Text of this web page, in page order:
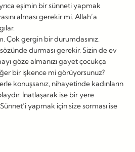
eşimin bir sünneti yapmak
alması gerekir mi. Allah’a
Çok gergin bir durumdasınız.
durması gerekir. Sizin de ev
göze almanızı gayet çocukça
bir işkence mi görüyorsunuz?
konuşsanız, nihayetinde kadınların
İnatlaşarak ise bir yere
yapmak için size sorması ise